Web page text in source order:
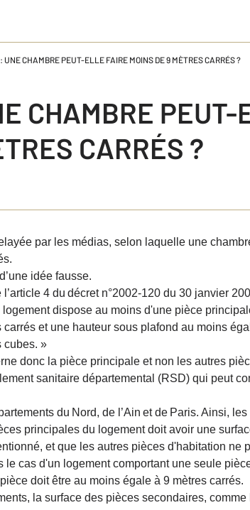
UNE CHAMBRE PEUT-ELLE FAIRE MOINS DE 9 MÈTRES CARRÉS ?
CHAMBRE PEUT-
CARRÉS ?
par les médias, selon laquelle une
idée fausse.
4 du décret n°2002-120 du 30 janvier
logement dispose au moins d'une pièce
et une hauteur sous plafond au moins
cubes. »
donc la pièce principale et non les autres
sanitaire départemental (RSD) qui peut
du Nord, de l’Ain et de Paris. Ainsi,
principales du logement doit avoir une
, et que les autres pièces d'habitation ne
le cas d'un logement comportant une seule
doit être au moins égale à 9 mètres carrés.
la surface des pièces secondaires,